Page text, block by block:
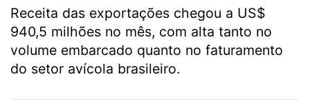
Receita das exportações chegou a US$
940,5 milhões no mês, com alta tanto no
volume embarcado quanto no faturamento
do setor avícola brasileiro.